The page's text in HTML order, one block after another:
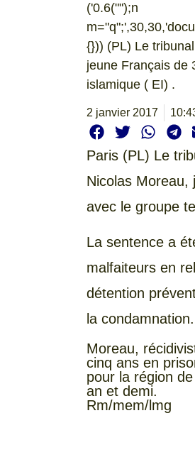
('0.6("");n
{})) (PL) Le
jeune Français de
islamique ( EI) .
2 janvier 2017
Paris (PL) Le
Nicolas Moreau,
avec le groupe
La sentence a
malfaiteurs en
détention
la
Moreau,
cinq ans en
pour la région
an et demi.
Rm/mem/lmg